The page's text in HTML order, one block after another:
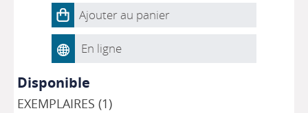
Ajouter au panier
En ligne
Disponible
EXEMPLAIRES (1)